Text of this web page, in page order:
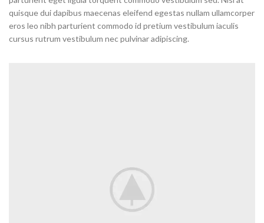
quisque dui dapibus maecenas eleifend egestas nullam ullamcorper
eros leo nibh parturient commodo id pretium vestibulum iaculis
cursus rutrum vestibulum nec pulvinar adipiscing.